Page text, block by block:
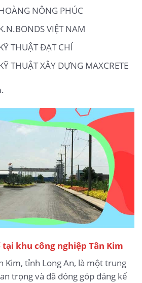
NÔNG PHÚC
VIỆT NAM
THUẬT ĐẠT CHÍ
THUẬT XÂY DỰNG MAXCRETE
khu công nghiệp Tân Kim
Kim, tỉnh Long An, là một trung
trọng và đã đóng góp đáng kể